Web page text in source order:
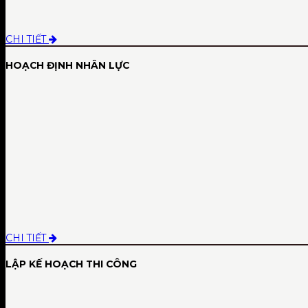
CHI TIẾT
HOẠCH ĐỊNH NHÂN LỰC
CHI TIẾT
LẬP KẾ HOẠCH THI CÔNG